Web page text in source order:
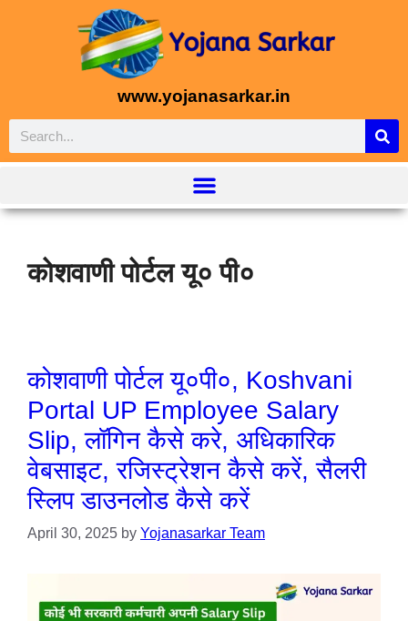
www.yojanasarkar.in
कोशवाणी पोर्टल यू० पी०
कोशवाणी पोर्टल यू०पी०, Koshvani
Portal UP Employee Salary
Slip, लॉगिन कैसे करे, अधिकारिक
वेबसाइट, रजिस्ट्रेशन कैसे करें, सैलरी
स्लिप डाउनलोड कैसे करें
April 30, 2025 by Yojanasarkar Team